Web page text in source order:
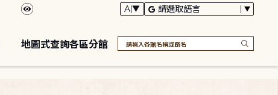
地圖式查詢各區分館